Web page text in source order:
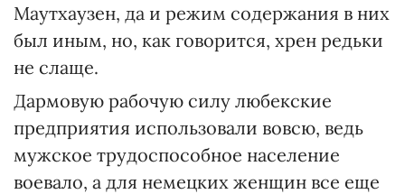
Маутхаузен, да и режим содержания в них
был иным, но, как говорится, хрен редьки
не слаще.
Дармовую рабочую силу любекские
предприятия использовали вовсю, ведь
мужское трудоспособное население
воевало, а для немецких женщин все еще